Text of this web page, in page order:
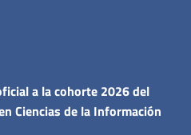
a la cohorte 2026 del
Ciencias de la Información